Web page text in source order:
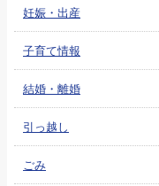
妊娠・出産
子育て情報
結婚・離婚
引っ越し
ごみ